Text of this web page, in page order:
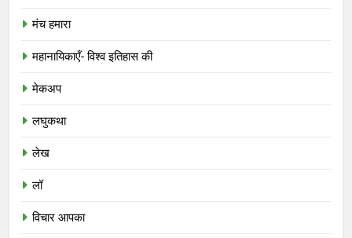
मंच हमारा
महानायिकाएँ- विश्व इतिहास की
मेकअप
लघुकथा
लेख
लॉ
विचार आपका